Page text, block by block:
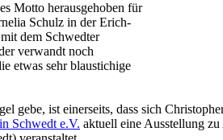
Motto herausgehoben für
Schulz in der Erich-
dem Schwedter
verwandt noch
etwas sehr blaustichige
gebe, ist einerseits, dass sich
Schwedt e.V. aktuell eine Ausstellung